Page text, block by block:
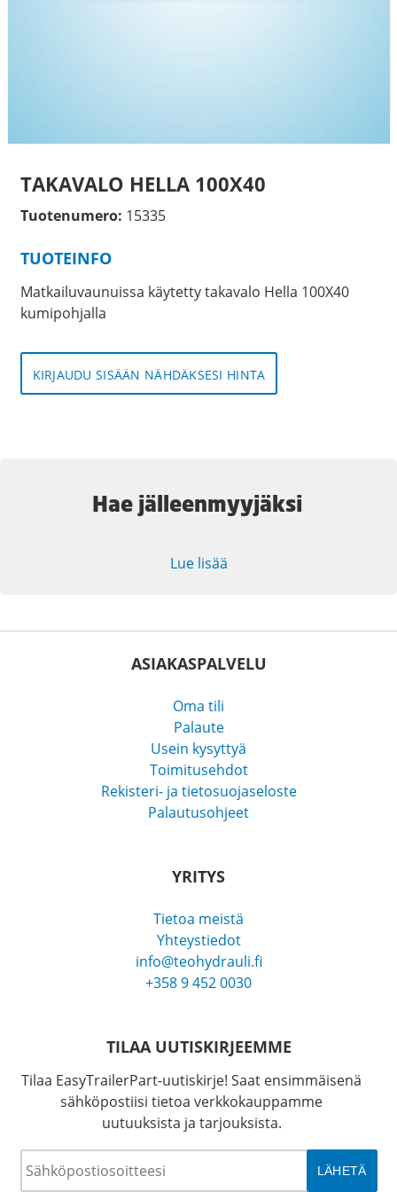
TAKAVALO HELLA 100X40
Tuotenumero: 15335
TUOTEINFO
Matkailuvaunuissa käytetty takavalo Hella 100X40
kumipohjalla
KIRJAUDU SISÄÄN NÄHDÄKSESI HINTA
Hae jälleenmyyjäksi
Lue lisää
ASIAKASPALVELU
Oma tili
Palaute
Usein kysyttyä
Toimitusehdot
Rekisteri- ja tietosuojaseloste
Palautusohjeet
YRITYS
Tietoa meistä
Yhteystiedot
info@teohydrauli.fi
+358 9 452 0030
TILAA UUTISKIRJEEMME
Tilaa EasyTrailerPart-uutiskirje! Saat ensimmäisenä
sähköpostiisi tietoa verkkokauppamme
uutuuksista ja tarjouksista.